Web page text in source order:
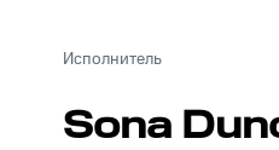
Исполнитель
Sona